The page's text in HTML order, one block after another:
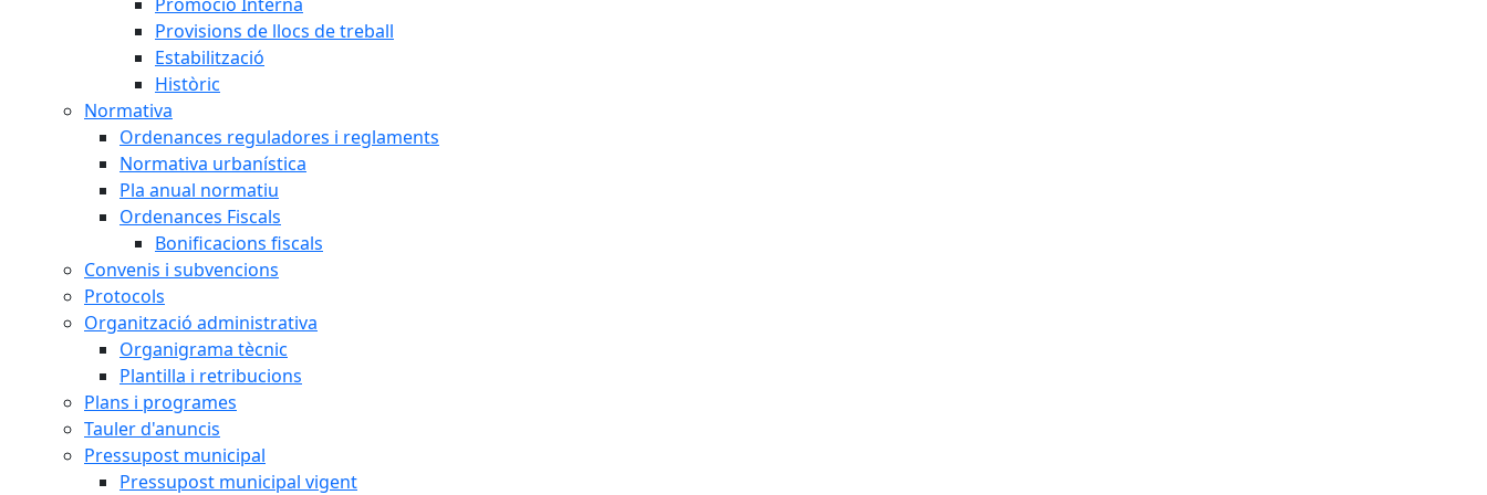
Provisions de llocs de treball
Estabilització
Històric
Normativa
Ordenances reguladores i reglaments
Normativa urbanística
Pla anual normatiu
Ordenances Fiscals
Bonificacions fiscals
Convenis i subvencions
Protocols
Organització administrativa
Organigrama tècnic
Plantilla i retribucions
Plans i programes
Tauler d'anuncis
Pressupost municipal
Pressupost municipal vigent